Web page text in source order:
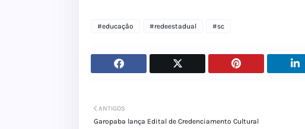
#educação #redeestadual #sc
ANTIGOS
Garopaba lança Edital de Credenciamento Cultural